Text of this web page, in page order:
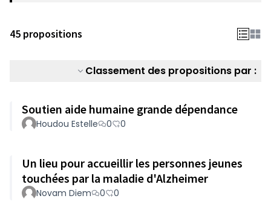
45 propositions
Classement des propositions par :
Soutien aide humaine grande dépendance
Houdou Estelle 0 0
Un lieu pour accueillir les personnes jeunes
touchées par la maladie d'Alzheimer
Novam Diem 0 0